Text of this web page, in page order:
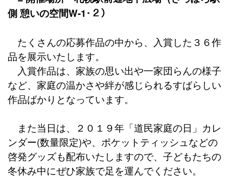
側 憩いの空間W-1･２）
たくさんの応募作品の中から、入賞した３６作
品を展示いたします。
入賞作品は、家族の思い出や一家団らんの様子
など、家庭の温かさや絆が感じられるすばらしい
作品ばかりとなっています。
また当日は、２０１９年「道民家庭の日」カレ
ンダー(数量限定)や、ポケットティッシュなどの
啓発グッズも配布いたしますので、子どもたちの
冬休み中にぜひ家族で足を運んでください。